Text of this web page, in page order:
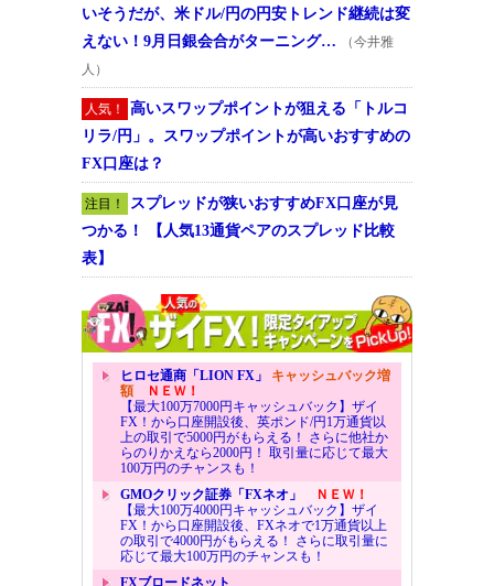
いそうだが、米ドル/円の円安トレンド継続は変
えない！9月日銀会合がターニング…
（今井雅
人）
人気！
高いスワップポイントが狙える「トルコ
リラ/円」。スワップポイントが高いおすすめの
FX口座は？
注目！
スプレッドが狭いおすすめFX口座が見
つかる！ 【人気13通貨ペアのスプレッド比較
表】
ヒロセ通商「LION FX」 キャッシュバック増
額ＮＥＷ！
【最大100万7000円キャッシュバック】ザイ
FX！から口座開設後、英ポンド/円1万通貨以
上の取引で5000円がもらえる！ さらに他社か
らのりかえなら2000円！ 取引量に応じて最大
100万円のチャンスも！
GMOクリック証券「FXネオ」
ＮＥＷ！
【最大100万4000円キャッシュバック】ザイ
FX！から口座開設後、FXネオで1万通貨以上
の取引で4000円がもらえる！ さらに取引量に
応じて最大100万円のチャンスも！